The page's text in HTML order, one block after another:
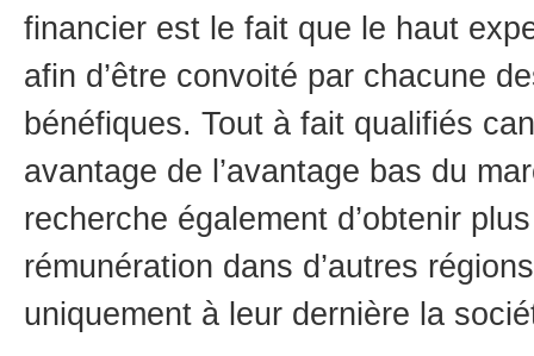
financier est le fait que le haut
afin d’être convoité par chacune
bénéfiques. Tout à fait qualifiés
avantage de l’avantage bas du
recherche également d’obtenir
rémunération dans d’autres
uniquement à leur dernière la